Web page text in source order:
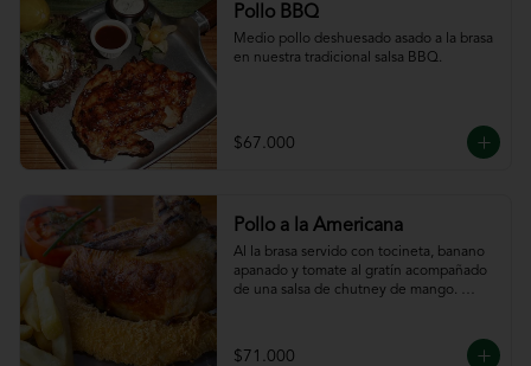
Pollo BBQ
Medio pollo deshuesado asado a la brasa
en nuestra tradicional salsa BBQ.
$67.000
Pollo a la Americana
Al la brasa servido con tocineta, banano
apanado y tomate al gratín acompañado
de una salsa de chutney de mango.
$71.000